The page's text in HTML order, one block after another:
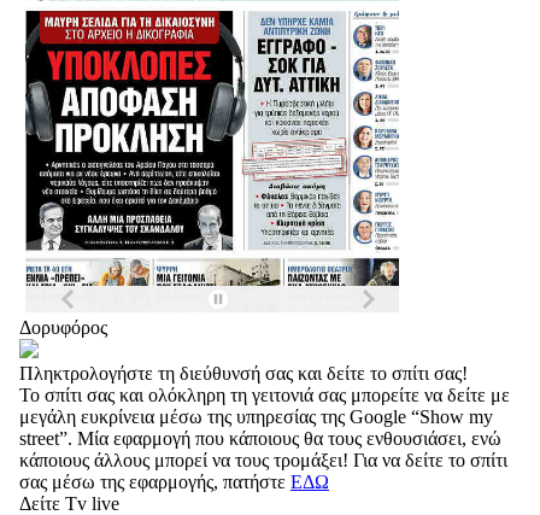
Δορυφόρος
Πληκτρολογήστε τη διεύθυνσή σας και δείτε το σπίτι σας!
Το σπίτι σας και ολόκληρη τη γειτονιά σας μπορείτε να δείτε με
μεγάλη ευκρίνεια μέσω της υπηρεσίας της Google “Show my
street”. Μία εφαρμογή που κάποιους θα τους ενθουσιάσει, ενώ
κάποιους άλλους μπορεί να τους τρομάξει! Για να δείτε το σπίτι
σας μέσω της εφαρμογής, πατήστε ΕΔΩ
Δείτε Tv live